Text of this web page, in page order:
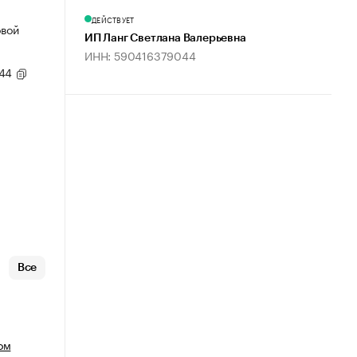
Все
ДЕЙСТВУЕТ
ИП Ланг Светлана Валерьевна
ИНН: 590416379044